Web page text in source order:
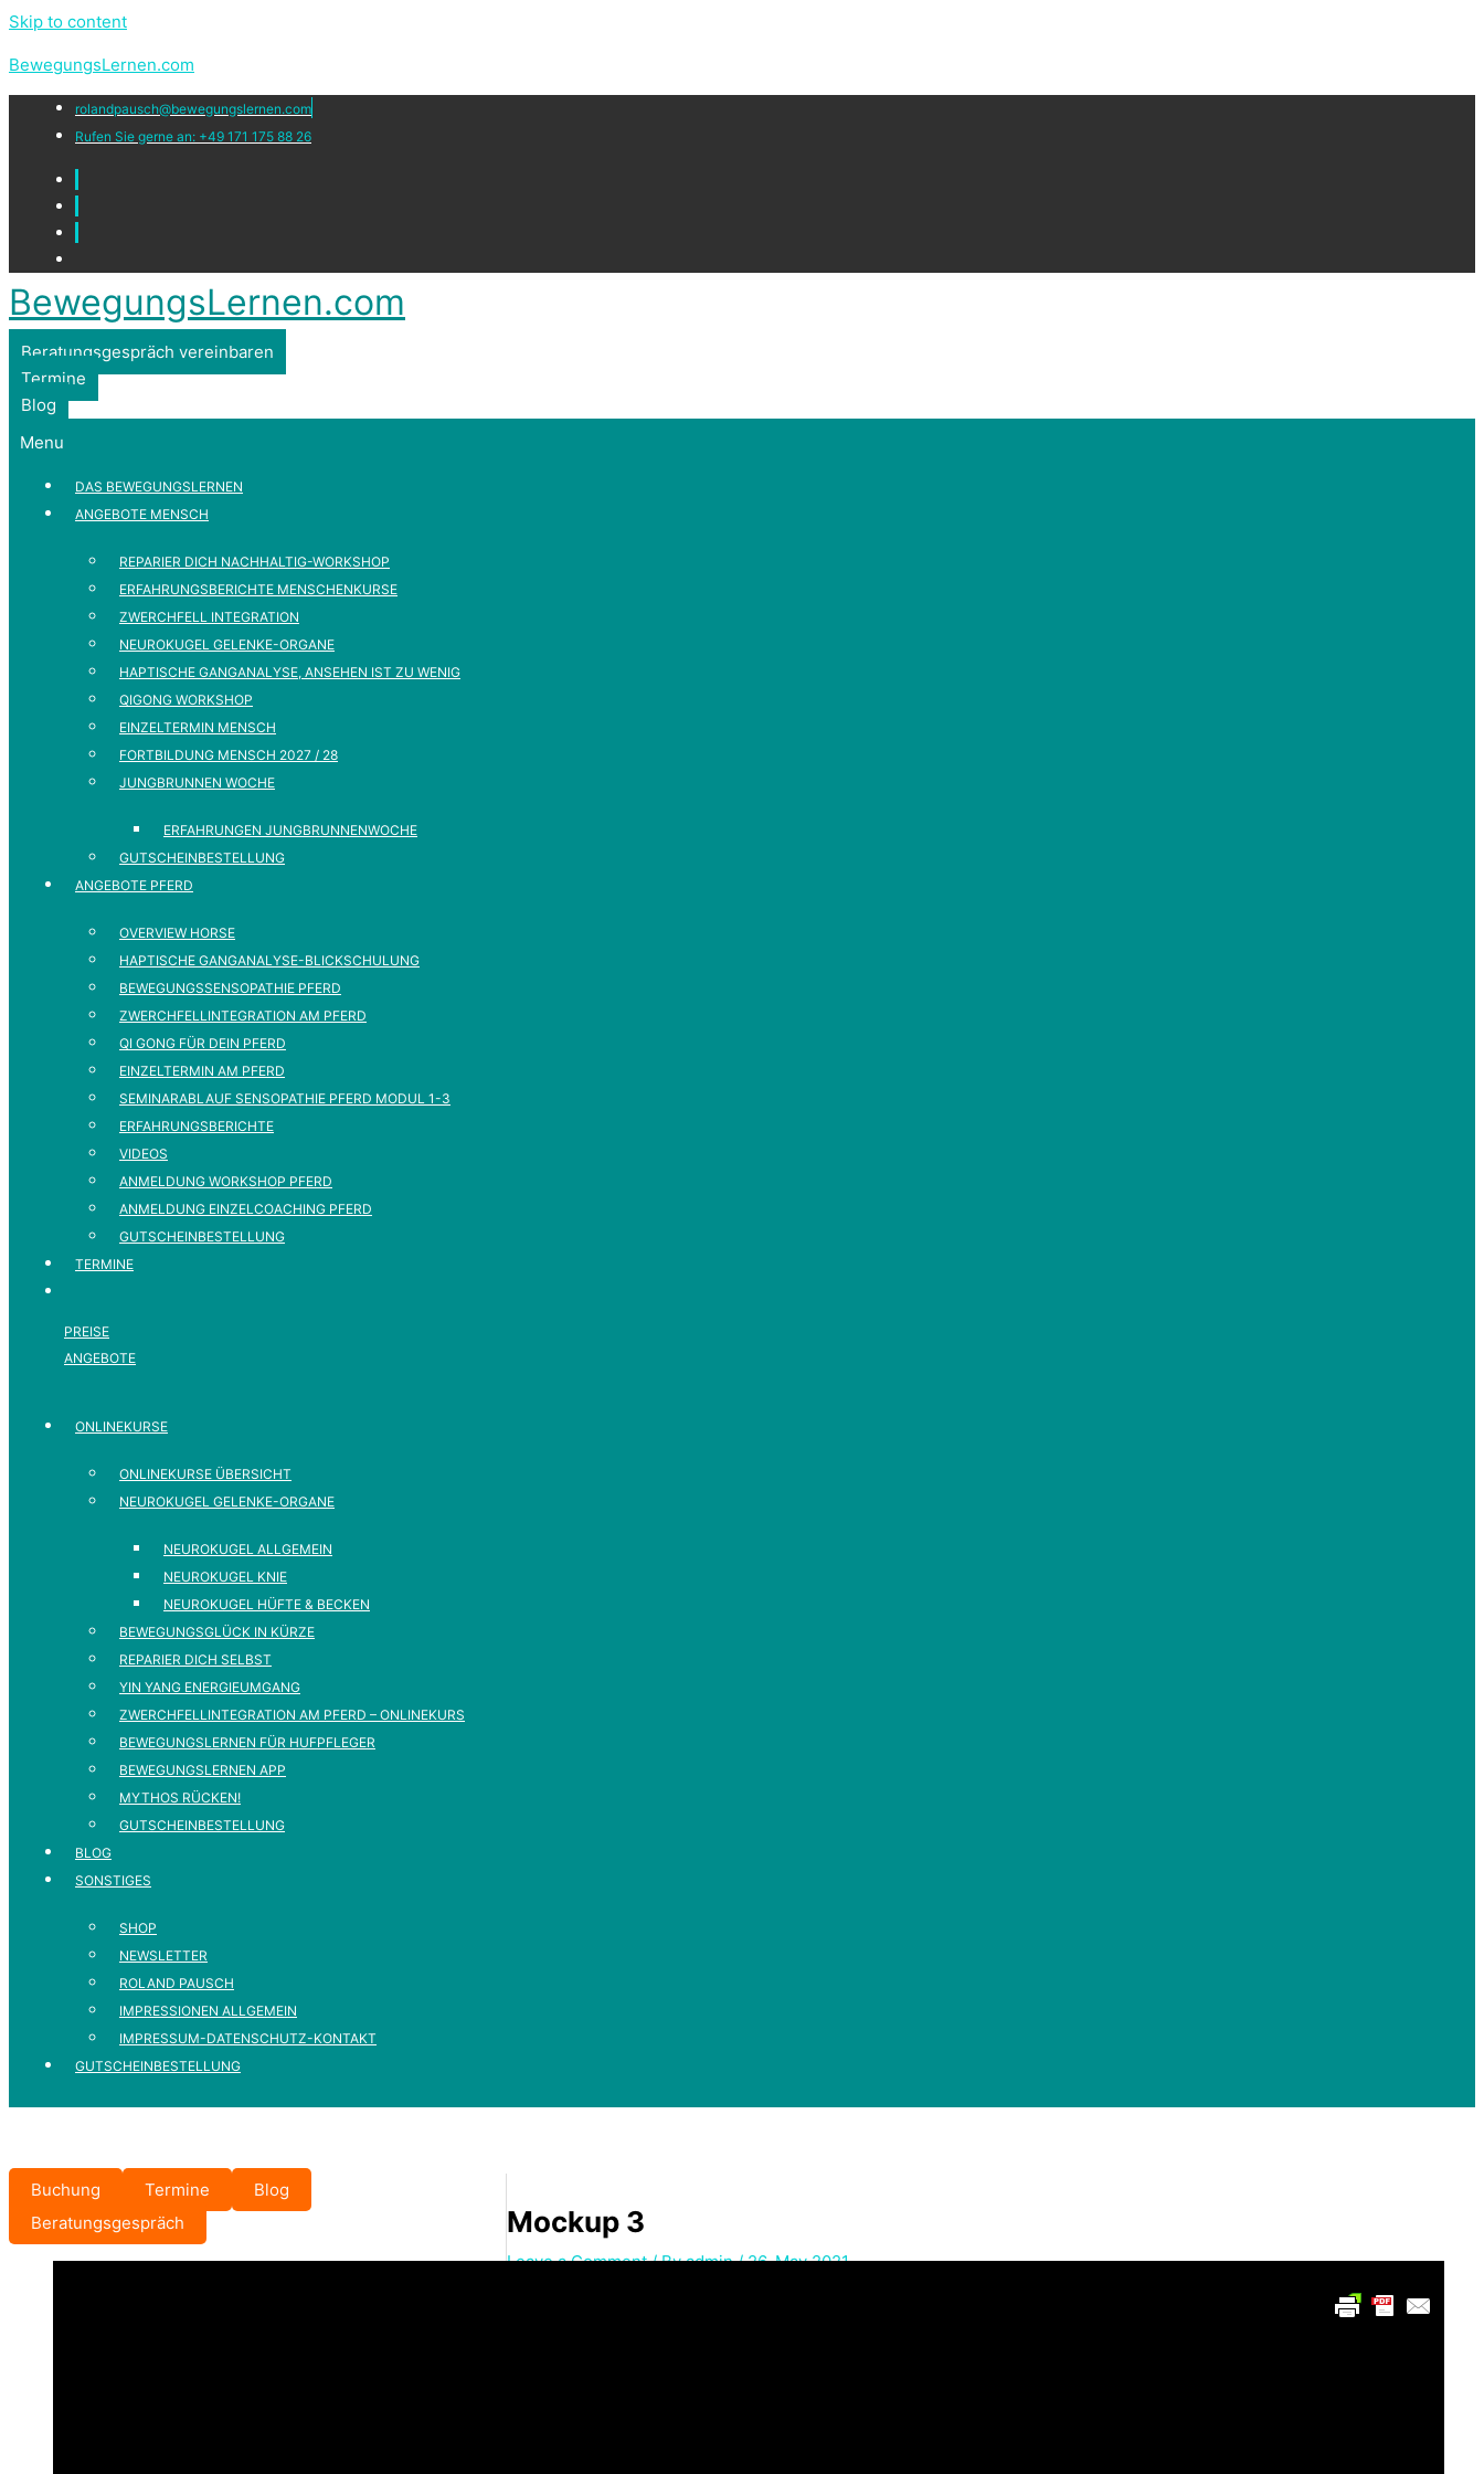
Skip to content
BewegungsLernen.com
rolandpausch@bewegungslernen.com
Rufen Sie gerne an: +49 171 175 88 26
BewegungsLernen.com
Beratungsgespräch vereinbaren
Termine
Blog
Menu
DAS BEWEGUNGSLERNEN
ANGEBOTE MENSCH
REPARIER DICH NACHHALTIG-WORKSHOP
ERFAHRUNGSBERICHTE MENSCHENKURSE
ZWERCHFELL INTEGRATION
NEUROKUGEL GELENKE-ORGANE
HAPTISCHE GANGANALYSE, ANSEHEN IST ZU WENIG
QIGONG WORKSHOP
EINZELTERMIN MENSCH
FORTBILDUNG MENSCH 2027 / 28
JUNGBRUNNEN WOCHE
ERFAHRUNGEN JUNGBRUNNENWOCHE
GUTSCHEINBESTELLUNG
ANGEBOTE PFERD
OVERVIEW HORSE
HAPTISCHE GANGANALYSE-BLICKSCHULUNG
BEWEGUNGSSENSOPATHIE PFERD
ZWERCHFELLINTEGRATION AM PFERD
QI GONG FÜR DEIN PFERD
EINZELTERMIN AM PFERD
SEMINARABLAUF SENSOPATHIE PFERD MODUL 1-3
ERFAHRUNGSBERICHTE
VIDEOS
ANMELDUNG WORKSHOP PFERD
ANMELDUNG EINZELCOACHING PFERD
GUTSCHEINBESTELLUNG
TERMINE
PREISE
ANGEBOTE
ONLINEKURSE
ONLINEKURSE ÜBERSICHT
NEUROKUGEL GELENKE-ORGANE
NEUROKUGEL ALLGEMEIN
NEUROKUGEL KNIE
NEUROKUGEL HÜFTE & BECKEN
BEWEGUNGSGLÜCK IN KÜRZE
REPARIER DICH SELBST
YIN YANG ENERGIEUMGANG
ZWERCHFELLINTEGRATION AM PFERD – ONLINEKURS
BEWEGUNGSLERNEN FÜR HUFPFLEGER
BEWEGUNGSLERNEN APP
MYTHOS RÜCKEN!
GUTSCHEINBESTELLUNG
BLOG
SONSTIGES
SHOP
NEWSLETTER
ROLAND PAUSCH
IMPRESSIONEN ALLGEMEIN
IMPRESSUM-DATENSCHUTZ-KONTAKT
GUTSCHEINBESTELLUNG
Buchung Termine
Blog
Beratungsgespräch
Mockup 3
Leave a Comment / Byadmin/26. May 2021